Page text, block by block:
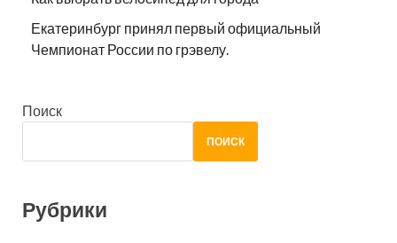
Екатеринбург принял первый официальный
Чемпионат России по грэвелу.
Поиск
ПОИСК
Рубрики